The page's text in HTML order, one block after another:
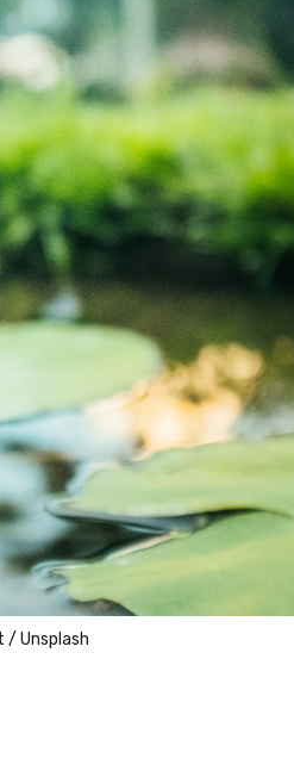
/Unsplash